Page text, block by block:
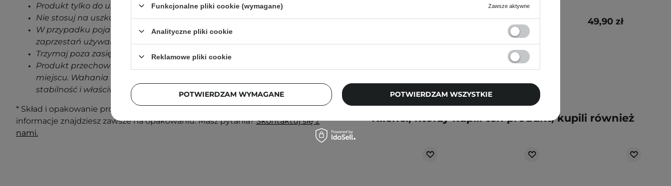
Produkt tylko do użytku zewnętrznego.
Nie stosuj na uszkodzoną skórę.
W przypadku pojawienia się jakichkolwiek oznak podrażnienia,
zaprzestań używania produktu.
Trzymaj poza zasięgiem dzieci.
Produkt przechowuj w temperaturze pokojowej, w zacienionym
miejscu. Wahania temperatur podczas transportu nie wpłyną na
stabilność i właściwości produktu.
* Skład i opakowanie produktu mogą ulec zmianie. Najbardziej aktualne
informacje znajdziesz zawsze na opakowaniu. Masz pytania?Skontaktuj się z
nami.
36,00 zł 27,00 zł 49,90 zł
Klienci, którzy kupili ten produkt, kupili również
Funkcjonalne pliki cookie (wymagane) Zawsze aktywne
Analityczne pliki cookie
Reklamowe pliki cookie
POTWIERDZAM WYMAGANE POTWIERDZAM WSZYSTKIE